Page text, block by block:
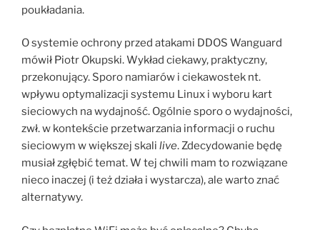
poukładania.
O systemie ochrony przed atakami DDOS Wanguard
mówił Piotr Okupski. Wykład ciekawy, praktyczny,
przekonujący. Sporo namiarów i ciekawostek nt.
wpływu optymalizacji systemu Linux i wyboru kart
sieciowych na wydajność. Ogólnie sporo o wydajności,
zwł. w kontekście przetwarzania informacji o ruchu
sieciowym w większej skali live. Zdecydowanie będę
musiał zgłębić temat. W tej chwili mam to rozwiązane
nieco inaczej (i też działa i wystarcza), ale warto znać
alternatywy.